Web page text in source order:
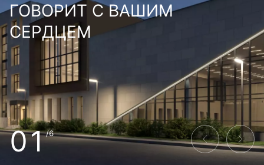
ГОВОРИТ С ВАШИМ
СЕРДЦЕМ
01/6